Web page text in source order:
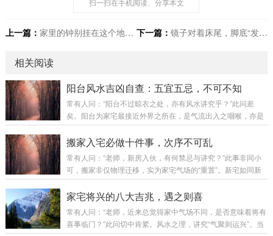
扫一扫在手机阅读、分享本文
上一篇： 家里的钟别挂在这个地方！尤其老人房，越挂越不吉利 下一篇： 镜子对着床尾，脚底“发凉”，身体能好吗？
相关阅读
阳台风水吉凶自查：五宜五忌，不可不知
常有人问：“阳台不过晾衣之处，亦有风水讲究乎？”此问差
矣。阳台为家宅最接近外界之所在，是气流出入之咽喉，亦是
视野格局之眼目。阳台吉则财气顺，阳台凶则煞气入。今日便
为诸位详列阳台风水之核心要诀，以便对照调整。第一章：好
独厚之吉象：环境类型风水寓意视野开阔，面向公园、花园生
气充足，贵人运旺面向河流、湖泊（活水）财运亨通，财源广
持距离）气场清净，平安吉祥第二章：坏风水的阳台环...
搬家入宅必做十件事，次序不可乱
常有人问：“老师，新房入伙，有何禁忌与讲究？”此事非同小
可，搬家非仅物理迁移，实为家宅气场的“重置”。新宅如同新
纸，落笔第一划，奠定整幅画卷之基调，故不可不慎。今日便
为诸位详述搬家入宅之完整流程与核心要诀。第一章：择日与
搬家非周末闲事，须择吉而行。避凶：避开农历七月（鬼
月）；避开与家中成员属相相冲之日。趋吉：宜选老黄历标
家宅将兴的八大吉兆，遇之则喜
常有人问：“老师，近来总觉得家中气场不同，是否意味着将有
喜事临门？”此问切中肯綮。风水之理，讲究“气聚则运兴”。当